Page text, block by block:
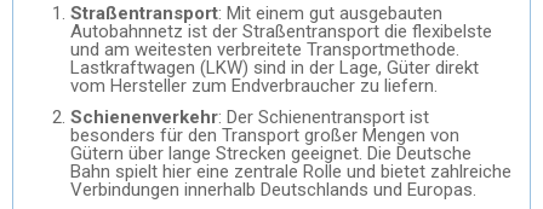
Straßentransport: Mit einem gut ausgebauten
Autobahnnetz ist der Straßentransport die flexibelste
und am weitesten verbreitete Transportmethode.
Lastkraftwagen (LKW) sind in der Lage, Güter direkt
vom Hersteller zum Endverbraucher zu liefern.
Schienenverkehr: Der Schienentransport ist
besonders für den Transport großer Mengen von
Gütern über lange Strecken geeignet. Die Deutsche
Bahn spielt hier eine zentrale Rolle und bietet zahlreiche
Verbindungen innerhalb Deutschlands und Europas.